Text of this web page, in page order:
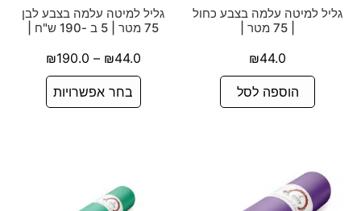
גליל למיטה עלמה בצבע כחול
₪44.0
הוספה לסל
גליל למיטה עלמה בצבע לבן
75 מטר | 5 ב -190 ש"ח |
₪44.0
–
₪190.0
בחר אפשרויות